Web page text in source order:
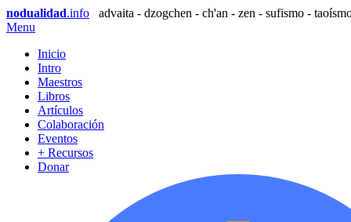
nodualidad.info
advaita - dzogchen - ch'an - zen - sufismo -
Menu
Inicio
Intro
Maestros
Libros
Artículos
Colaboración
Eventos
+ Recursos
Donar